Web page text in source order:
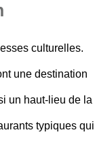
culturelles.
une destination
un haut-lieu de la
typiques qui